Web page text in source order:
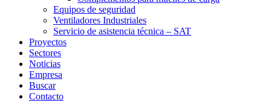
Equipos de seguridad
Ventiladores Industriales
Servicio de asistencia técnica – SAT
Proyectos
Sectores
Noticias
Empresa
Buscar
Contacto